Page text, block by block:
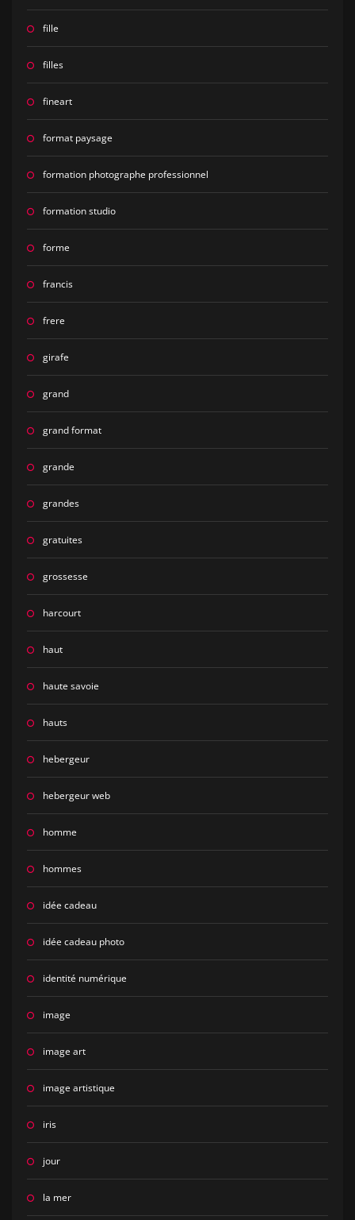
fille
filles
fineart
format paysage
formation photographe professionnel
formation studio
forme
francis
frere
girafe
grand
grand format
grande
grandes
gratuites
grossesse
harcourt
haut
haute savoie
hauts
hebergeur
hebergeur web
homme
hommes
idée cadeau
idée cadeau photo
identité numérique
image
image art
image artistique
iris
jour
la mer